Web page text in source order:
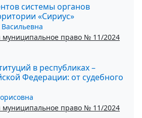
системы органов
«Сириус»
муниципальное право № 11/2024
в республиках –
Федерации: от судебного
муниципальное право № 11/2024